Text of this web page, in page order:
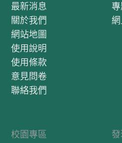
最新消息
關於我們
網站地圖
使用說明
使用條款
意見問卷
聯絡我們
校園專區